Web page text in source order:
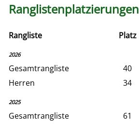
Ranglistenplatzierungen
Rangliste Platz
2026
Gesamtrangliste 40
Herren
34
2025
Gesamtrangliste 61